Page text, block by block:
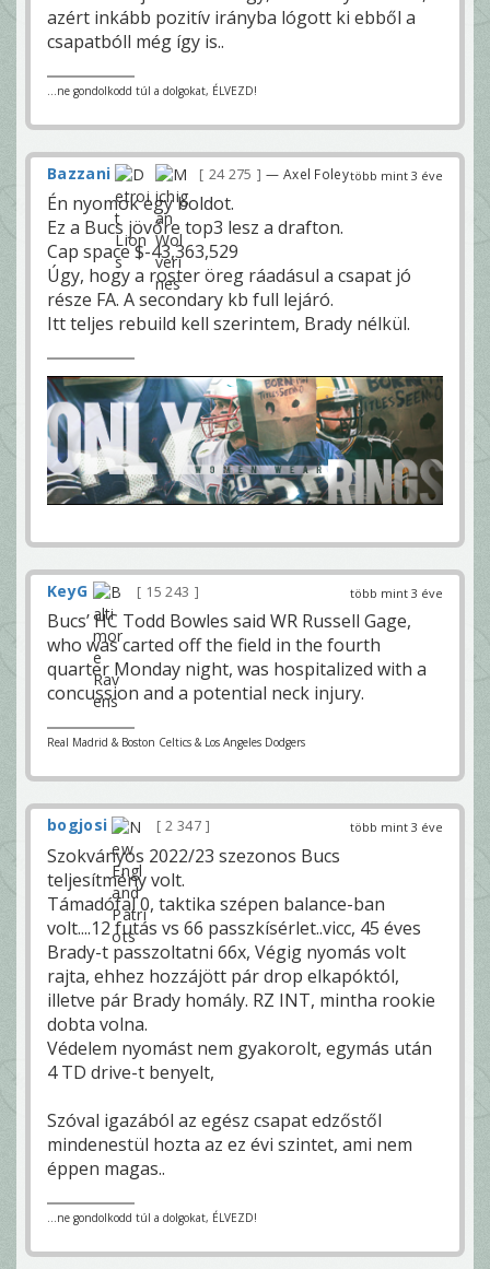
azért inkább pozitív irányba lógott ki ebből a
csapatbóll még így is..
...ne gondolkodd túl a dolgokat, ÉLVEZD!
több mint 3 éve
Bazzani 24 275 — Axel Foley
Én nyomok egy boldot.
Ez a Bucs jövőre top3 lesz a drafton.
Cap space $-43,363,529
Úgy, hogy a roster öreg ráadásul a csapat jó
része FA. A secondary kb full lejáró.
Itt teljes rebuild kell szerintem, Brady nélkül.
több mint 3 éve
KeyG 15 243
Bucs’ HC Todd Bowles said WR Russell Gage,
who was carted off the field in the fourth
quarter Monday night, was hospitalized with a
concussion and a potential neck injury.
Real Madrid & Boston Celtics & Los Angeles Dodgers
több mint 3 éve
bogjosi 2 347
Szokványos 2022/23 szezonos Bucs
teljesítmény volt.
Támadófal 0, taktika szépen balance-ban
volt....12 futás vs 66 passzkísérlet..vicc, 45 éves
Brady-t passzoltatni 66x, Végig nyomás volt
rajta, ehhez hozzájött pár drop elkapóktól,
illetve pár Brady homály. RZ INT, mintha rookie
dobta volna.
Védelem nyomást nem gyakorolt, egymás után
4 TD drive-t benyelt,
Szóval igazából az egész csapat edzőstől
mindenestül hozta az ez évi szintet, ami nem
éppen magas..
...ne gondolkodd túl a dolgokat, ÉLVEZD!